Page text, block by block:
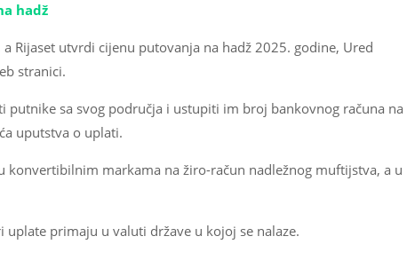
hadž
Rijaset utvrdi cijenu putovanja na hadž 2025. godine, Ured
stranici.
putnike sa svog područja i ustupiti im broj bankovnog računa na
uputstva o uplati.
konvertibilnim markama na žiro-račun nadležnog muftijstva, a u
primaju u valuti države u kojoj se nalaze.